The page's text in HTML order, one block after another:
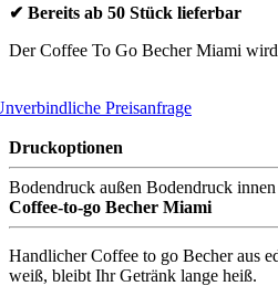
✔ Bereits ab 50 Stück lieferbar
Der Coffee To Go Becher Miami
Preisanfrage
Druckoptionen
Bodendruck außen Bodendruck innen
Coffee-to-go Becher Miami
Handlicher Coffee to go Becher aus
weiß, bleibt Ihr Getränk lange heiß.